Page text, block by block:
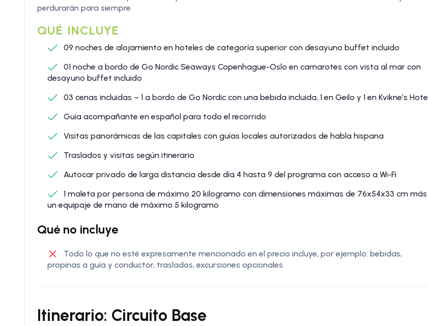
perdurarán para siempre.
QUÉ INCLUYE
09 noches de alojamiento en hoteles de categoría superior con desayuno buffet incluido
01 noche a bordo de Go Nordic Seaways Copenhague-Oslo en camarotes con vista al mar con
desayuno buffet incluido
03 cenas incluidas – 1 a bordo de Go Nordic con una bebida incluida, 1 en Geilo y 1 en Kvikne’s Hotel
Guía acompañante en español para todo el recorrido
Visitas panorámicas de las capitales con guías locales autorizados de habla hispana
Traslados y visitas según itinerario
Autocar privado de larga distancia desde día 4 hasta 9 del programa con acceso a Wi-Fi
1 maleta por persona de máximo 20 kilogramo con dimensiones máximas de 76x54x33 cm más
un equipaje de mano de máximo 5 kilogramo
Qué no incluye
Todo lo que no esté expresamente mencionado en el precio incluye, por ejemplo: bebidas,
propinas a guía y conductor, traslados, excursiones opcionales
Itinerario: Circuito Base